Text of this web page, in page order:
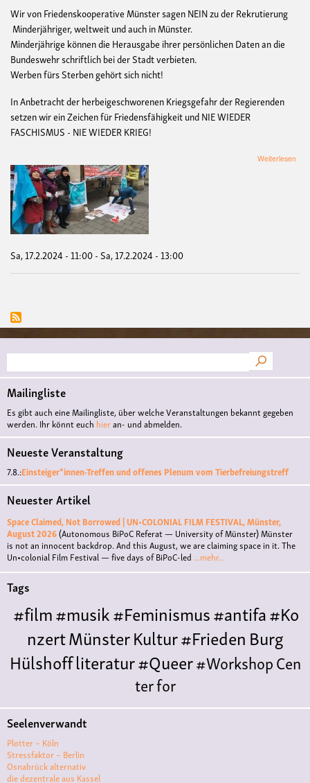
Wir von Friedenskooperative Münster sagen NEIN zu der Rekrutierung
Minderjähriger, weltweit und auch in Münster.
Minderjährige können die Herausgabe ihrer persönlichen Daten an die
Bundeswehr schriftlich bei der Stadt verbieten.
Werben fürs Sterben gehört sich nicht!
In Anbetracht der herbeigeschworenen Kriegsgefahr der Regierenden
setzen wir ein Zeichen für Friedensfähigkeit und NIE WIEDER
FASCHISMUS - NIE WIEDER KRIEG!
Weiterlesen
Sa, 17.2.2024 - 11:00-Sa, 17.2.2024 - 13:00
Suche
Mailingliste
Es gibt auch eine Mailingliste, über welche Veranstaltungen bekannt gegeben
werden. Ihr könnt euch hieran- und abmelden.
Neueste Veranstaltung
7.8.:Einsteiger*innen-Treffen und offenes Plenum vom Tierbefreiungstreff
Neuester Artikel
Space Claimed, Not Borrowed | UN•COLONIAL FILM FESTIVAL, Münster,
August 2026(Autonomous BiPoC Referat — University of Münster)Münster
is not an innocent backdrop. And this August, we are claiming space in it. The
Un•colonial Film Festival — five days of BiPoC-led ...mehr...
Tags
#film#musik#Feminismus#antifa#Ko
nzertMünsterKultur#FriedenBurg
Hülshoffliteratur#Queer#WorkshopCen
ter for
LiteraturePolyamoriePolytreff#liveKonzert
Polyamorietreff
Monogamie
ismuskunstantisemitismus
Seelenverwandt
Plotter – Köln
Stressfaktor – Berlin
Osnabrück alternativ
die dezentrale aus Kassel